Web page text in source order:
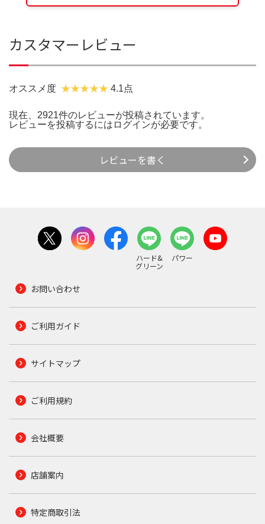
カスタマーレビュー
オススメ度 4.1点
現在、2921件のレビューが投稿されています。
レビューを投稿するには ログインが必要です。
レビューを書く
ハード&
グリーン
パワー
お問い合わせ
ご利用ガイド
サイトマップ
ご利用規約
会社概要
店舗案内
特定商取引法